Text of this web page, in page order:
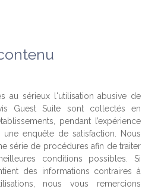
au sérieux l'utilisation abusive de
Guest Suite sont collectés en
pendant l’expérience
une enquête de satisfaction. Nous
série de procédures afin de traiter
conditions possibles. Si
des informations contraires à
nous vous remercions